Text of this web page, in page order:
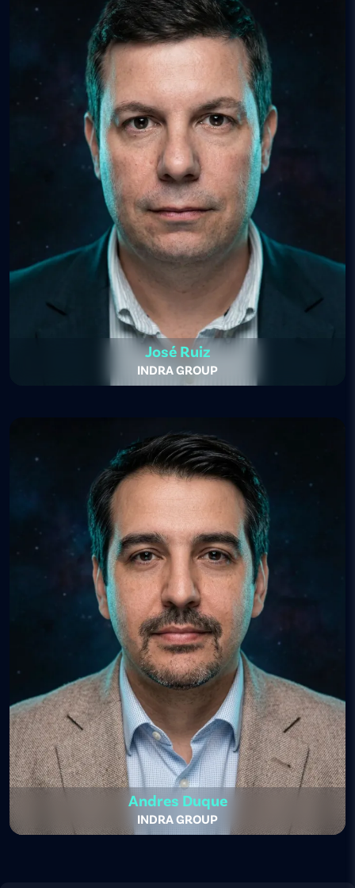
José Ruiz
INDRA GROUP
Andres Duque
INDRA GROUP